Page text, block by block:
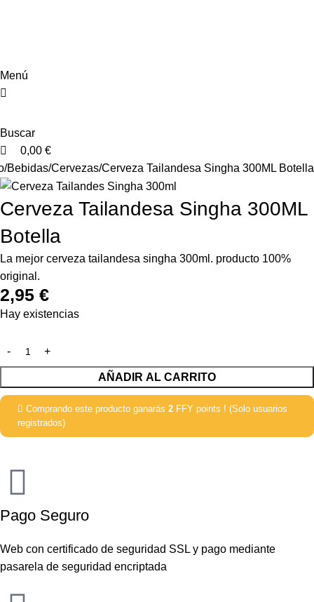
Menú
Buscar
0,00 €
Bebidas Cervezas Cerveza Tailandesa Singha 300ML Botella
Cerveza Tailandesa Singha 300ML
Botella
La mejor cerveza tailandesa singha 300ml. producto 100%
original.
2,95 €
Hay existencias
AÑADIR AL CARRITO
Comprando este producto ganarás 2 FFY points ! (Solo usuarios
registrados)
Pago Seguro
Web con certificado de seguridad SSL y pago mediante
pasarela de seguridad encriptada